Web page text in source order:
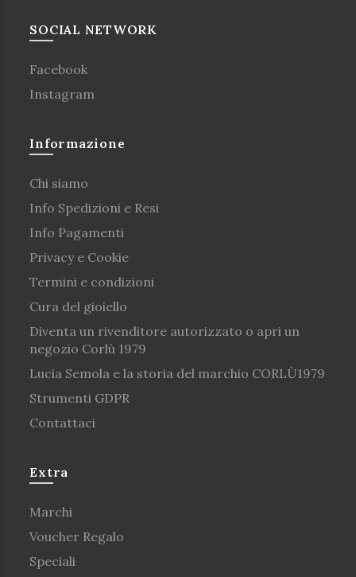
SOCIAL NETWORK
Facebook
Instagram
Informazione
Chi siamo
Info Spedizioni e Resi
Info Pagamenti
Privacy e Cookie
Termini e condizioni
Cura del gioiello
Diventa un rivenditore autorizzato o apri un
negozio Corlù 1979
Lucia Semola e la storia del marchio CORLÙ1979
Strumenti GDPR
Contattaci
Extra
Marchi
Voucher Regalo
Speciali